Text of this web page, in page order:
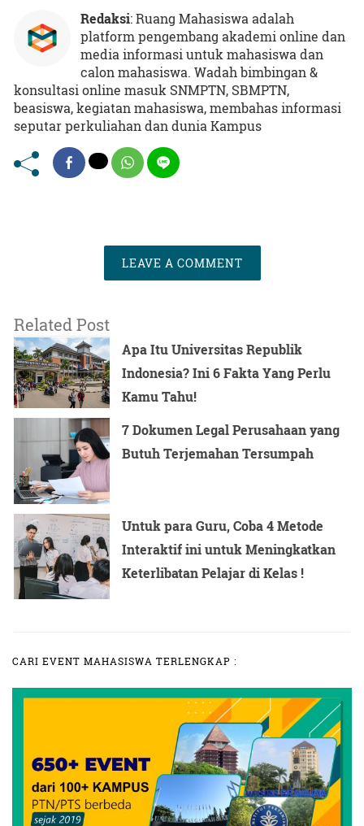
Redaksi: Ruang Mahasiswa adalah
platform pengembang akademi online dan
media informasi untuk mahasiswa dan
calon mahasiswa. Wadah bimbingan &
konsultasi online masuk SNMPTN, SBMPTN,
beasiswa, kegiatan mahasiswa, membahas informasi
seputar perkuliahan dan dunia Kampus
LEAVE A COMMENT
Related Post
Apa Itu Universitas Republik
Indonesia? Ini 6 Fakta Yang Perlu
Kamu Tahu!
7 Dokumen Legal Perusahaan yang
Butuh Terjemahan Tersumpah
Untuk para Guru, Coba 4 Metode
Interaktif ini untuk Meningkatkan
Keterlibatan Pelajar di Kelas !
CARI EVENT MAHASISWA TERLENGKAP :